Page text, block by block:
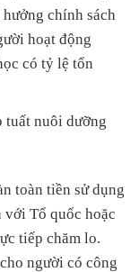
chính sách
hoạt động
có tỷ lệ tổn
tuất nuôi dưỡng
toàn tiền sử dụng
Tổ quốc hoặc
tiếp chăm lo.
người có công